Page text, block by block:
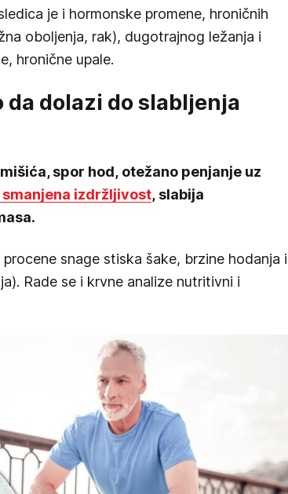
je i hormonske promene, hroničnih
oboljenja, rak), dugotrajnog ležanja i
hronične upale.
da dolazi do slabljenja
spor hod, otežano penjanje uz
smanjena izdržljivost, slabija
snage stiska šake, brzine hodanja i
Rade se i krvne analize nutritivni i